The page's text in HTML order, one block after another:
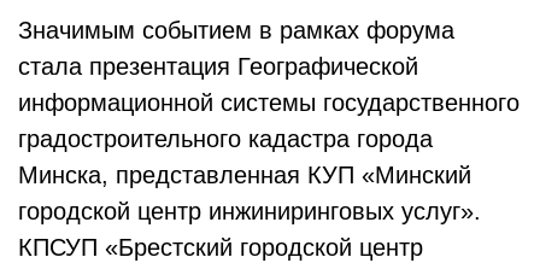
Значимым событием в рамках форума
стала презентация Географической
информационной системы государственного
градостроительного кадастра города
Минска, представленная КУП «Минский
городской центр инжиниринговых услуг».
КПСУП «Брестский городской центр